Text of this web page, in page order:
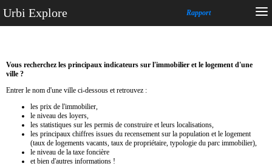
Urbi Explore Rapport
Vous recherchez les principaux indicateurs sur l'immobilier et le logement d'une
ville ?
Entrer le nom d'une ville ci-dessous et retrouvez :
les prix de l'immobilier,
le niveau des loyers,
les statistiques sur les permis de construire et leurs localisations,
les principaux chiffres issues du recensement sur la population et le logement
(taux de logements vacants, taux de propriétaire, typologie du parc immobilier),
le niveau de la taxe foncière
et bien d'autres informations !